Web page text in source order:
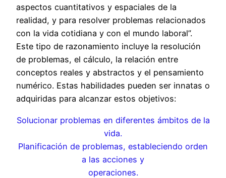
aspectos cuantitativos y espaciales de la
realidad, y para resolver problemas relacionados
con la vida cotidiana y con el mundo laboral”.
Este tipo de razonamiento incluye la resolución
de problemas, el cálculo, la relación entre
conceptos reales y abstractos y el pensamiento
numérico. Estas habilidades pueden ser innatas o
adquiridas para alcanzar estos objetivos:
Solucionar problemas en diferentes ámbitos de la
vida.
Planificación de problemas, estableciendo orden
a las acciones y
operaciones.